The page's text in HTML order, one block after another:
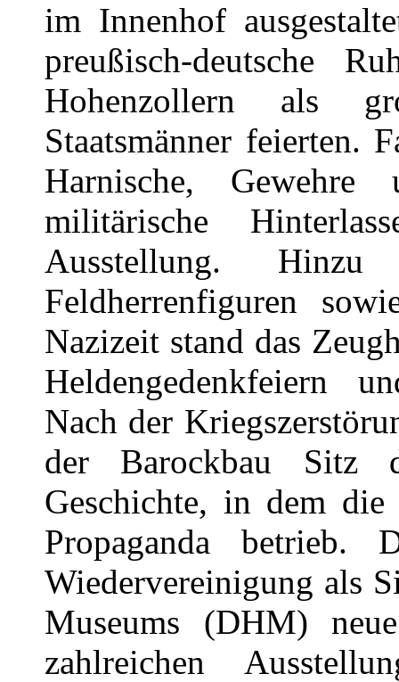
im Innenhof
preußisch-deutsche
Hohenzollern als
Staatsmänner feierten.
Harnische,
militärische
Ausstellung.
Feldherrenfiguren
Nazizeit stand das
Heldengedenkfeiern
Nach der
der Barockbau Sitz
Geschichte, in dem die
Propaganda
Wiedervereinigung als
Museums (DHM)
zahlreichen